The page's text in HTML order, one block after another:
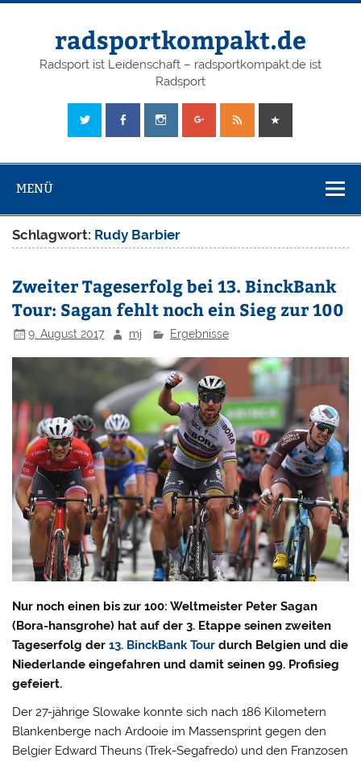
radsportkompakt.de
Radsport ist Leidenschaft – radsportkompakt.de ist
Radsport
MENÜ
Schlagwort: Rudy Barbier
Zweiter Tageserfolg bei 13. BinckBank
Tour: Sagan fehlt noch ein Sieg zur 100
9. August 2017 mj Ergebnisse
Nur noch einen bis zur 100: Weltmeister Peter Sagan
(Bora-hansgrohe) hat auf der 3. Etappe seinen zweiten
Tageserfolg der13. BinckBank Tour durch Belgien und die
Niederlande eingefahren und damit seinen 99. Profisieg
gefeiert.
Der 27-jährige Slowake konnte sich nach 186 Kilometern
Blankenberge nach Ardooie im Massensprint gegen den
Belgier Edward Theuns (Trek-Segafredo) und den Franzosen